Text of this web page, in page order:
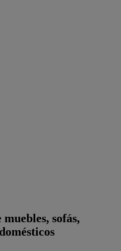
sofás,